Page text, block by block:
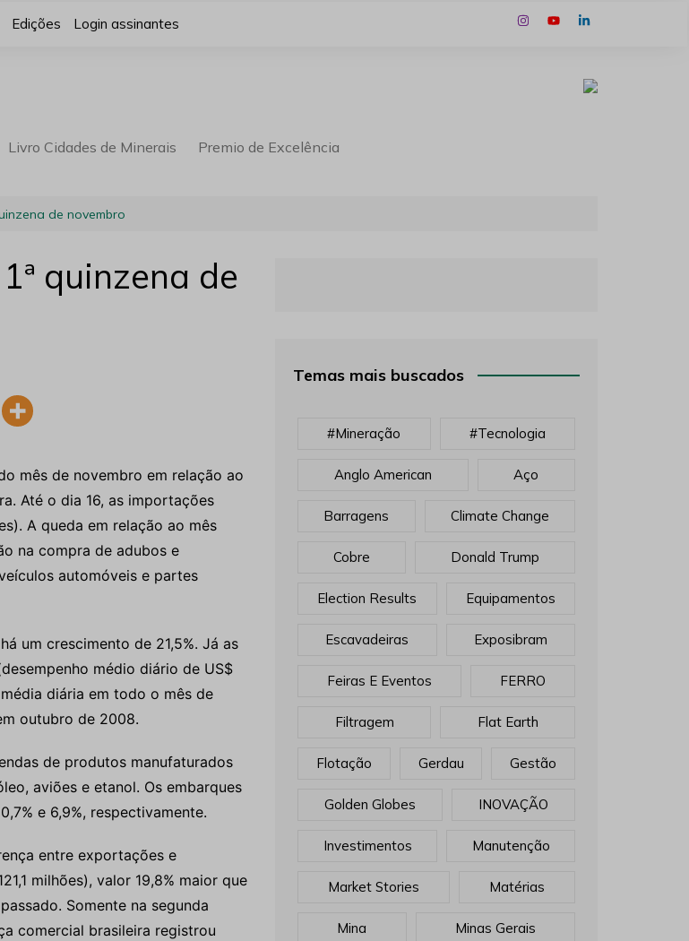
Edições Login assinantes
Livro Cidades de Minerais Premio de Excelência
de novembro
quinzena de
mês de novembro em relação ao
Até o dia 16, as importações
A queda em relação ao mês
na compra de adubos e
automóveis e partes
um crescimento de 21,5%. Já as
médio diário de US$
diária em todo o mês de
outubro de 2008.
de produtos manufaturados
aviões e etanol. Os embarques
e 6,9%, respectivamente.
entre exportações e
milhões), valor 19,8% maior que
Somente na segunda
comercial brasileira registrou
Temas mais buscados
#mineração #tecnologia
Anglo American Aço
Barragens Climate Change
Cobre Donald Trump
Election Results Equipamentos
Escavadeiras Exposibram
Feiras E Eventos FERRO
Filtragem Flat Earth
Flotação Gerdau Gestão
Golden Globes INOVAÇÃO
Investimentos Manutenção
Market Stories Matérias
Mina Minas Gerais